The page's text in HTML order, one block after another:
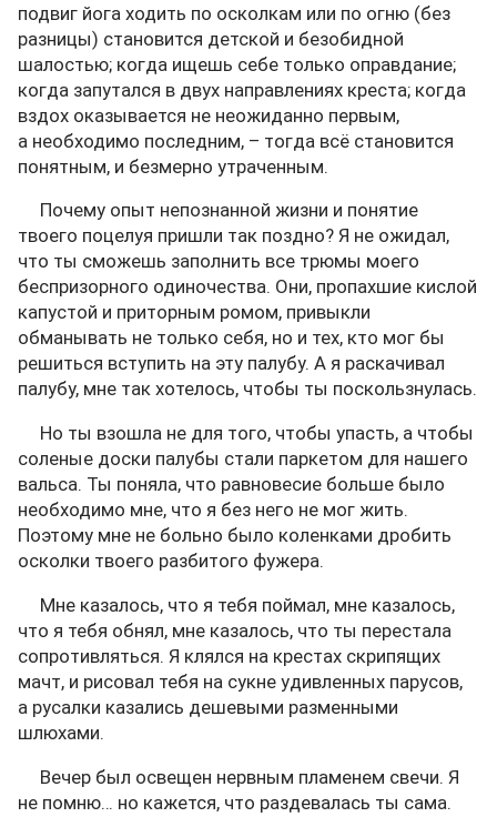
подвиг йога ходить по осколкам или по огню (без
разницы) становится детской и безобидной
шалостью; когда ищешь себе только оправдание;
когда запутался в двух направлениях креста; когда
вздох оказывается не неожиданно первым,
а необходимо последним, – тогда всё становится
понятным, и безмерно утраченным.
Почему опыт непознанной жизни и понятие
твоего поцелуя пришли так поздно? Я не ожидал,
что ты сможешь заполнить все трюмы моего
беспризорного одиночества. Они, пропахшие кислой
капустой и приторным ромом, привыкли
обманывать не только себя, но и тех, кто мог бы
решиться вступить на эту палубу. А я раскачивал
палубу, мне так хотелось, чтобы ты поскользнулась.
Но ты взошла не для того, чтобы упасть, а чтобы
соленые доски палубы стали паркетом для нашего
вальса. Ты поняла, что равновесие больше было
необходимо мне, что я без него не мог жить.
Поэтому мне не больно было коленками дробить
осколки твоего разбитого фужера.
Мне казалось, что я тебя поймал, мне казалось,
что я тебя обнял, мне казалось, что ты перестала
сопротивляться. Я клялся на крестах скрипящих
мачт, и рисовал тебя на сукне удивленных парусов,
а русалки казались дешевыми разменными
шлюхами.
Вечер был освещен нервным пламенем свечи. Я
не помню… но кажется, что раздевалась ты сама.